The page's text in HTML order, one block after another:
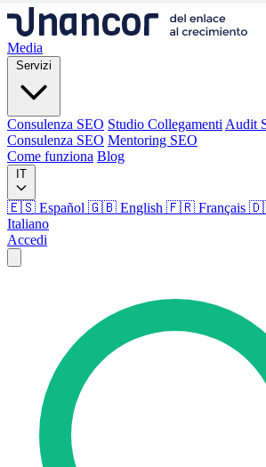
Media
Servizi
Consulenza SEO Studio Collegamenti Audit
Consulenza SEO Mentoring SEO
Come funziona Blog
IT
🇪🇸 Español 🇬🇧 English 🇫🇷 Français
Italiano
Accedi
Consulenza SEO Studio Collegamenti Audit
Consulenza SEO
Come funziona
Lingua
🇪🇸 ES
🇬🇧 EN